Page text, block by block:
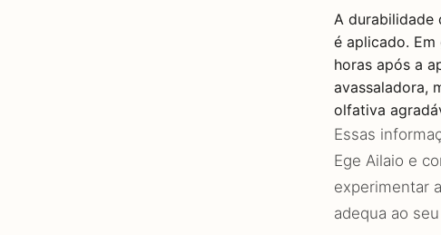
A durabilidade
é aplicado.
horas após a
avassaladora,
olfativa
Essas
Ege Ailaio e
experimentar
adequa ao